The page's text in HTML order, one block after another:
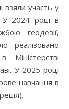
взяли участь у
У 2024 році в
геодезії,
реалізовано
У 2025 році
навчання в